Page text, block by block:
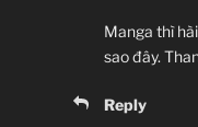
Manga thì
sao đây.
Reply